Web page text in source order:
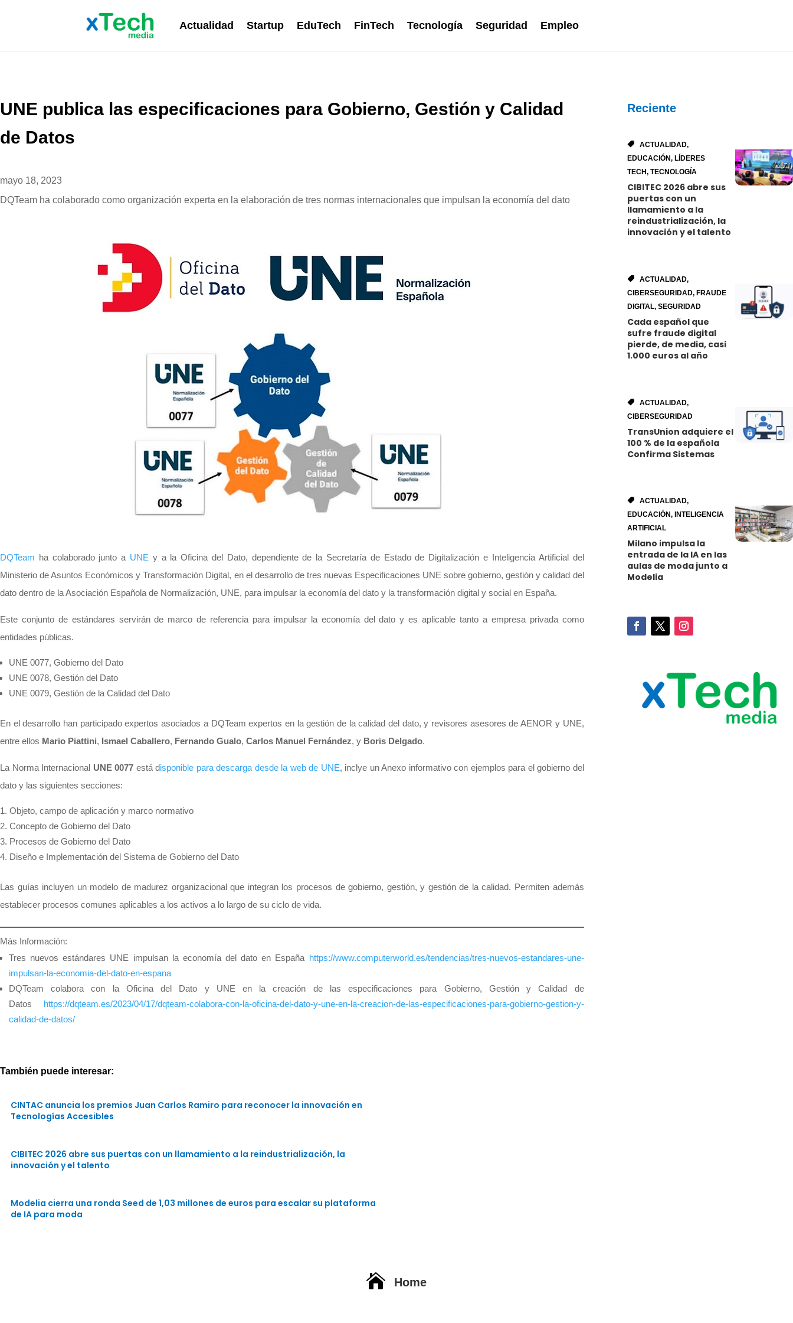
Actualidad Startup EduTech FinTech Tecnología Seguridad Empleo
UNE publica las especificaciones para Gobierno, Gestión y Calidad
de Datos
mayo 18, 2023
DQTeam ha colaborado como organización experta en la elaboración de tres normas internacionales que impulsan la economía del dato
DQTeam ha colaborado junto a UNE y a la Oficina del Dato, dependiente de la Secretaría de Estado de Digitalización e Inteligencia Artificial del
Ministerio de Asuntos Económicos y Transformación Digital, en el desarrollo de tres nuevas Especificaciones UNE sobre gobierno, gestión y calidad del
dato dentro de la Asociación Española de Normalización, UNE, para impulsar la economía del dato y la transformación digital y social en España.
Este conjunto de estándares servirán de marco de referencia para impulsar la economía del dato y es aplicable tanto a empresa privada como
entidades públicas.
UNE 0077, Gobierno del Dato
UNE 0078, Gestión del Dato
UNE 0079, Gestión de la Calidad del Dato
En el desarrollo han participado expertos asociados a DQTeam expertos en la gestión de la calidad del dato, y revisores asesores de AENOR y UNE,
entre ellos Mario Piattini, Ismael Caballero, Fernando Gualo, Carlos Manuel Fernández, y Boris Delgado.
La Norma Internacional UNE 0077 está disponible para descarga desde la web de UNE, inclye un Anexo informativo con ejemplos para el gobierno del
dato y las siguientes secciones:
Objeto, campo de aplicación y marco normativo
Concepto de Gobierno del Dato
Procesos de Gobierno del Dato
Diseño e Implementación del Sistema de Gobierno del Dato
Las guías incluyen un modelo de madurez organizacional que integran los procesos de gobierno, gestión, y gestión de la calidad. Permiten además
establecer procesos comunes aplicables a los activos a lo largo de su ciclo de vida.
Más Información:
Tres nuevos estándares UNE impulsan la economía del dato en España https://www.computerworld.es/tendencias/tres-nuevos-estandares-une-
impulsan-la-economia-del-dato-en-espana
DQTeam colabora con la Oficina del Dato y UNE en la creación de las especificaciones para Gobierno, Gestión y Calidad de
Datos https://dqteam.es/2023/04/17/dqteam-colabora-con-la-oficina-del-dato-y-une-en-la-creacion-de-las-especificaciones-para-gobierno-gestion-y-
calidad-de-datos/
También puede interesar:
CINTAC anuncia los premios Juan Carlos Ramiro para reconocer la innovación en
Tecnologías Accesibles
CIBITEC 2026 abre sus puertas con un llamamiento a la reindustrialización, la
innovación y el talento
Modelia cierra una ronda Seed de 1,03 millones de euros para escalar su plataforma
de IA para moda
Reciente
ACTUALIDAD,
EDUCACIÓN, LÍDERES
TECH,TECNOLOGÍA
CIBITEC 2026 abre sus
puertas con un
llamamiento a la
reindustrialización, la
innovación y el talento
ACTUALIDAD,
CIBERSEGURIDAD, FRAUDE
DIGITAL,SEGURIDAD
Cada español que
sufre fraude digital
pierde, de media, casi
1.000 euros al año
ACTUALIDAD,
CIBERSEGURIDAD
TransUnion adquiere el
100 % de la española
Confirma Sistemas
ACTUALIDAD,
EDUCACIÓN, INTELIGENCIA
ARTIFICIAL
Milano impulsa la
entrada de la IA en las
aulas de moda junto a
Modelia
 Home